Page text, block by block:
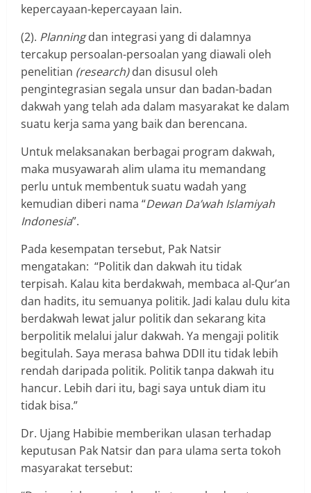
kepercayaan-kepercayaan lain.
(2). Planningdan integrasi yang di dalamnya
tercakup persoalan-persoalan yang diawali oleh
penelitian (research)dan disusul oleh
pengintegrasian segala unsur dan badan-badan
dakwah yang telah ada dalam masyarakat ke dalam
suatu kerja sama yang baik dan berencana.
Untuk melaksanakan berbagai program dakwah,
maka musyawarah alim ulama itu memandang
perlu untuk membentuk suatu wadah yang
kemudian diberi nama “Dewan Da’wah Islamiyah
Indonesia”.
Pada kesempatan tersebut, Pak Natsir
mengatakan: “Politik dan dakwah itu tidak
terpisah. Kalau kita berdakwah, membaca al-Qur’an
dan hadits, itu semuanya politik. Jadi kalau dulu kita
berdakwah lewat jalur politik dan sekarang kita
berpolitik melalui jalur dakwah. Ya mengaji politik
begitulah. Saya merasa bahwa DDII itu tidak lebih
rendah daripada politik. Politik tanpa dakwah itu
hancur. Lebih dari itu, bagi saya untuk diam itu
tidak bisa.”
Dr. Ujang Habibie memberikan ulasan terhadap
keputusan Pak Natsir dan para ulama serta tokoh
masyarakat tersebut: